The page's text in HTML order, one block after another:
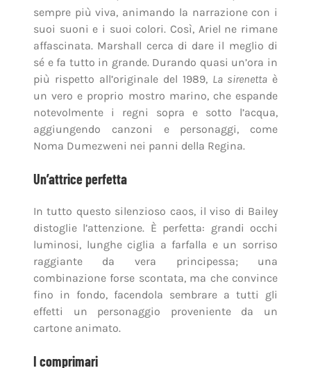
sempre più viva, animando la narrazione con i
suoi suoni e i suoi colori. Così, Ariel ne rimane
affascinata. Marshall cerca di dare il meglio di
sé e fa tutto in grande. Durando quasi un’ora in
più rispetto all’originale del 1989, La sirenetta è
un vero e proprio mostro marino, che espande
notevolmente i regni sopra e sotto l’acqua,
aggiungendo canzoni e personaggi, come
Noma Dumezweni nei panni della Regina.
Un’attrice perfetta
In tutto questo silenzioso caos, il viso di Bailey
distoglie l’attenzione. È perfetta: grandi occhi
luminosi, lunghe ciglia a farfalla e un sorriso
raggiante da vera principessa; una
combinazione forse scontata, ma che convince
fino in fondo, facendola sembrare a tutti gli
effetti un personaggio proveniente da un
cartone animato.
I comprimari